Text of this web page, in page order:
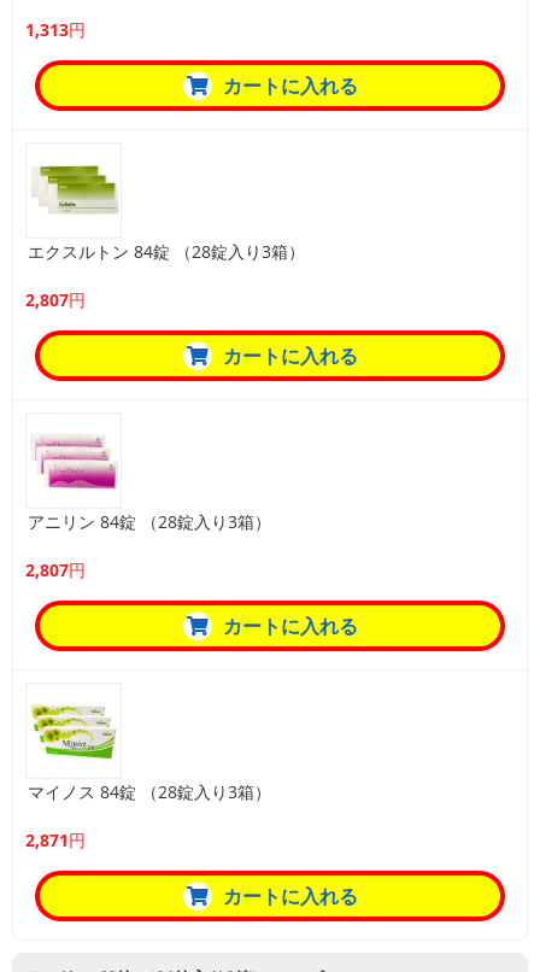
1,313円
カートに入れる
エクスルトン 84錠 （28錠入り3箱）
2,807円
カートに入れる
アニリン 84錠 （28錠入り3箱）
2,807円
カートに入れる
マイノス 84錠 （28錠入り3箱）
2,871円
カートに入れる